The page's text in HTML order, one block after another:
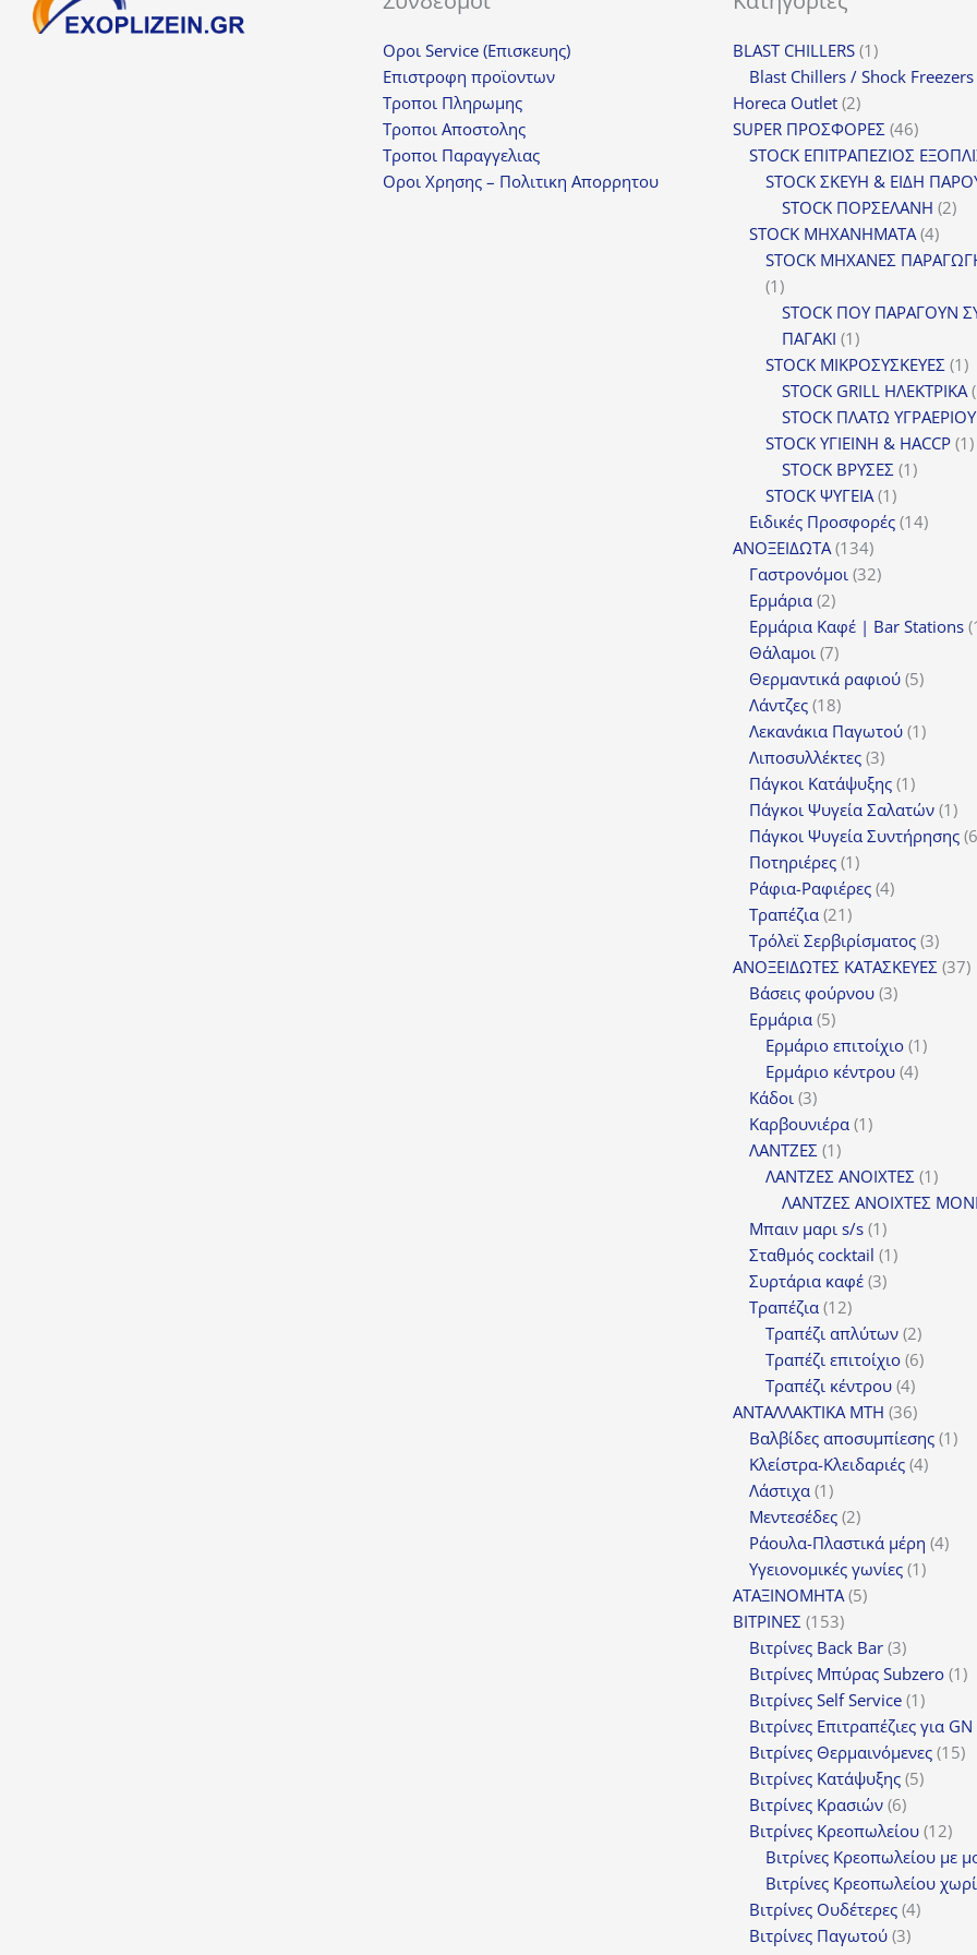
Οροι Service (Επισκευης)
Επιστροφη προϊοντων
Τροποι Πληρωμης
Τροποι Αποστολης
Τροποι Παραγγελιας
Οροι Χρησης – Πολιτικη Απορρητου
BLAST CHILLERS 11
προϊόν
Blast Chillers / Shock Freezers
Horeca Outlet 22
προϊόντα
SUPER ΠΡΟΣΦΟΡΕΣ 4646
STOCK ΕΠΙΤΡΑΠΕΖΙΟΣ
STOCK ΣΚΕΥΗ & ΕΙΔΗ
STOCK ΠΟΡΣΕΛΑΝΗ 22
STOCK ΜΗΧΑΝΗΜΑΤΑ 44
STOCK ΜΗΧΑΝΕΣ
11
προϊόν
STOCK ΠΟΥ ΠΑΡΑΓΟΥΝ
ΠΑΓΑΚΙ 11
προϊόν
STOCK ΜΙΚΡΟΣΥΣΚΕΥΕΣ 11
STOCK GRILL ΗΛΕΚΤΡΙΚΑ
STOCK ΠΛΑΤΩ ΥΓΡΑΕΡΙΟΥ
STOCK ΥΓΙΕΙΝΗ & HACCP 11
STOCK ΒΡΥΣΕΣ 11
STOCK ΨΥΓΕΙΑ 11
προϊόν
Ειδικές Προσφορές 1414
ΑΝΟΞΕΙΔΩΤΑ 134134
προϊόντα
Γαστρονόμοι 3232
Ερμάρια 22
προϊόντα
Ερμάρια Καφέ | Bar Stations
Θάλαμοι 77
προϊόντα
Θερμαντικά ραφιού 55
Λάντζες 1818
προϊόντα
Λεκανάκια Παγωτού 11
Λιποσυλλέκτες 33
προϊόντα
Πάγκοι Κατάψυξης 11
προϊόν
Πάγκοι Ψυγεία Σαλατών 11
Πάγκοι Ψυγεία Συντήρησης 6
Ποτηριέρες 11
προϊόν
Ράφια-Ραφιέρες 44
Τραπέζια 2121
προϊόντα
Τρόλεϊ Σερβιρίσματος 33
ΑΝΟΞΕΙΔΩΤΕΣ ΚΑΤΑΣΚΕΥΕΣ 3737
Βάσεις φούρνου 33
Ερμάρια 55
προϊόντα
Ερμάριο επιτοίχιο 11
Ερμάριο κέντρου 44
Κάδοι 33
προϊόντα
Καρβουνιέρα 11
ΛΑΝΤΖΕΣ 11
προϊόν
ΛΑΝΤΖΕΣ ΑΝΟΙΧΤΕΣ 11
ΛΑΝΤΖΕΣ ΑΝΟΙΧΤΕΣ
Μπαιν μαρι s/s 11
προϊόν
Σταθμός cocktail 11
Συρτάρια καφέ 33
Τραπέζια 1212
προϊόντα
Τραπέζι απλύτων 22
προϊόντα
Τραπέζι επιτοίχιο 66
Τραπέζι κέντρου 44
προϊόντα
ΑΝΤΑΛΛΑΚΤΙΚΑ MTH 3636
προϊόντα
Βαλβίδες αποσυμπίεσης 11
Κλείστρα-Κλειδαριές 44
Λάστιχα 11
προϊόν
Μεντεσέδες 22
προϊόντα
Ράουλα-Πλαστικά μέρη 44
Υγειονομικές γωνίες 11
ΑΤΑΞΙΝΟΜΗΤΑ 55
ΒΙΤΡΙΝΕΣ 153153
προϊόντα
Βιτρίνες Back Bar 33
προϊόντα
Βιτρίνες Mπύρας Subzero 11
Βιτρίνες Self Service 11
προϊόν
Βιτρίνες Επιτραπέζιες για GN
Βιτρίνες Θερμαινόμενες 1515
Βιτρίνες Κατάψυξης 55
Βιτρίνες Κρασιών 66
προϊόντα
Βιτρίνες Κρεοπωλείου 1212
Βιτρίνες Κρεοπωλείου με
Βιτρίνες Κρεοπωλείου
Βιτρίνες Ουδέτερες 44
Βιτρίνες Παγωτού 33